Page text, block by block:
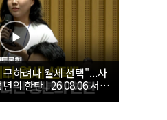
하려다 월세 선택"...사
의 한탄 | 26.08.06 서울